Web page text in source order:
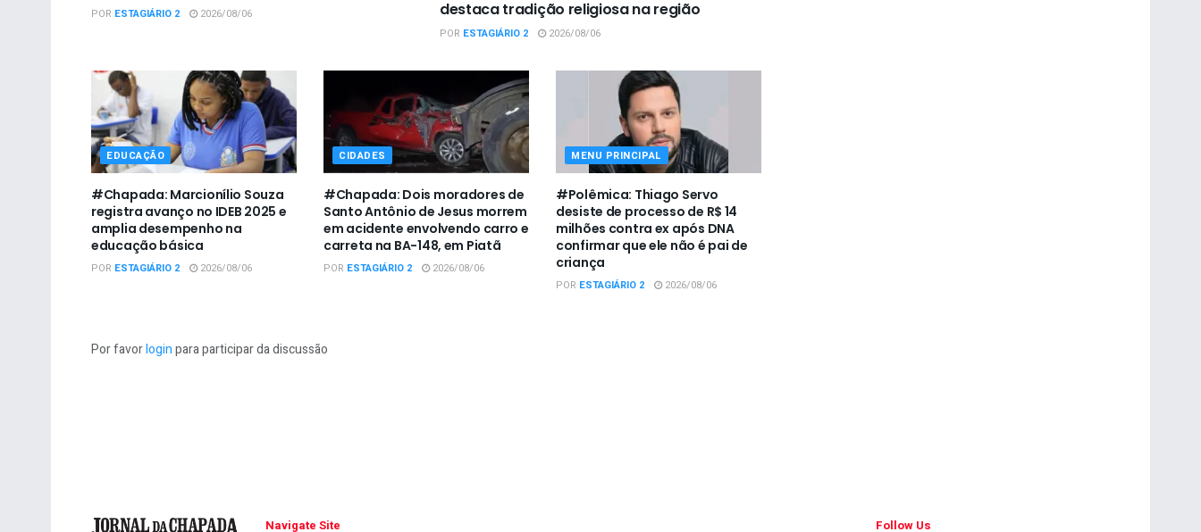
POR ESTAGIÁRIO 2 2026/08/06
destaca tradição religiosa na região
POR ESTAGIÁRIO 2 2026/08/06
EDUCAÇÃO
#Chapada: Marcionílio Souza
registra avanço no IDEB 2025 e
amplia desempenho na
educação básica
POR ESTAGIÁRIO 2 2026/08/06
CIDADES
#Chapada: Dois moradores de
Santo Antônio de Jesus morrem
em acidente envolvendo carro e
carreta na BA-148, em Piatã
POR ESTAGIÁRIO 2 2026/08/06
MENU PRINCIPAL
#Polêmica: Thiago Servo
desiste de processo de R$ 14
milhões contra ex após DNA
confirmar que ele não é pai de
criança
POR ESTAGIÁRIO 2 2026/08/06
Por favorloginpara participar da discussão
Navigate Site Follow Us